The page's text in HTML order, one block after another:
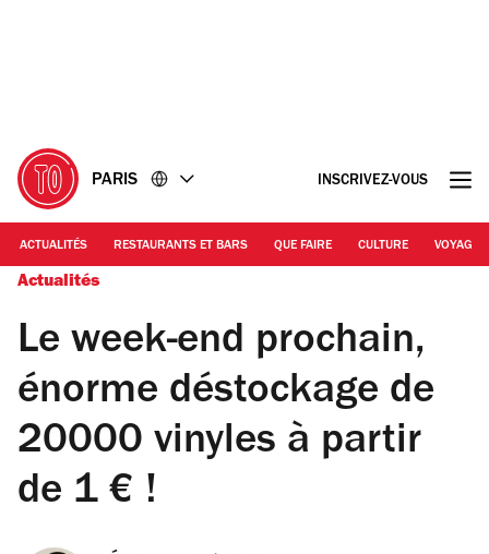
PARIS INSCRIVEZ-VOUS
ACTUALITÉS RESTAURANTS ET BARS QUE FAIRE CULTURE VOYAGE
Actualités
Le week-end prochain,
énorme déstockage de
20000 vinyles à partir
de 1 € !